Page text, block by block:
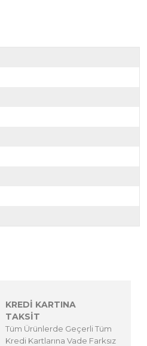
KREDİ KARTINA
TAKSİT
Tüm Ürünlerde Geçerli Tüm
Kredi Kartlarına Vade Farksız